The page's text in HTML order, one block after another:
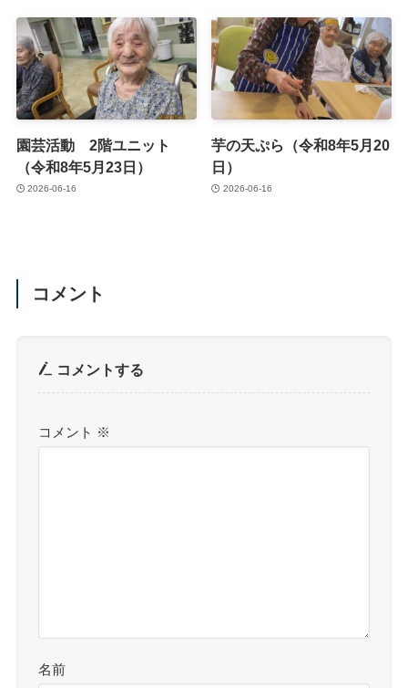
園芸活動 2階ユニット
（令和8年5月23日）
2026-06-16
芋の天ぷら（令和8年5月20
日）
2026-06-16
コメント
コメントする
コメント ※
名前